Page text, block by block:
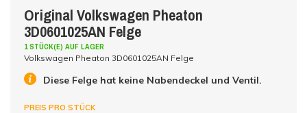
Original Volkswagen Pheaton
3D0601025AN Felge
1 STÜCK(E) AUF LAGER
Volkswagen Pheaton 3D0601025AN Felge
Diese Felge hat keine Nabendeckel und Ventil.
PREIS PRO STÜCK